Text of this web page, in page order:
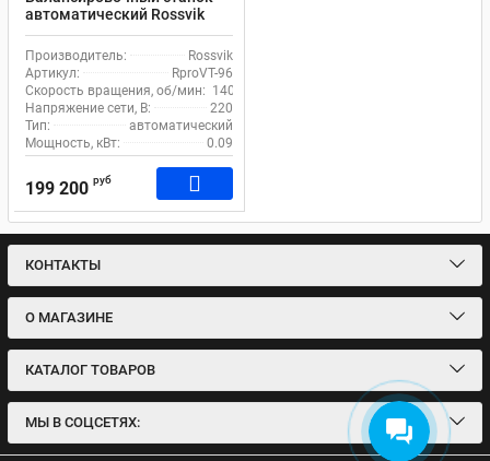
автоматический Rossvik
RproVT-96 до 75 кг
Производитель:
Rossvik
Артикул:
RproVT-96
Скорость вращения, об/мин: 140
Напряжение сети, В:
220
Тип:
автоматический
Мощность, кВт:
0.09
199 200 руб
КОНТАКТЫ
О МАГАЗИНЕ
КАТАЛОГ ТОВАРОВ
МЫ В СОЦСЕТЯХ: